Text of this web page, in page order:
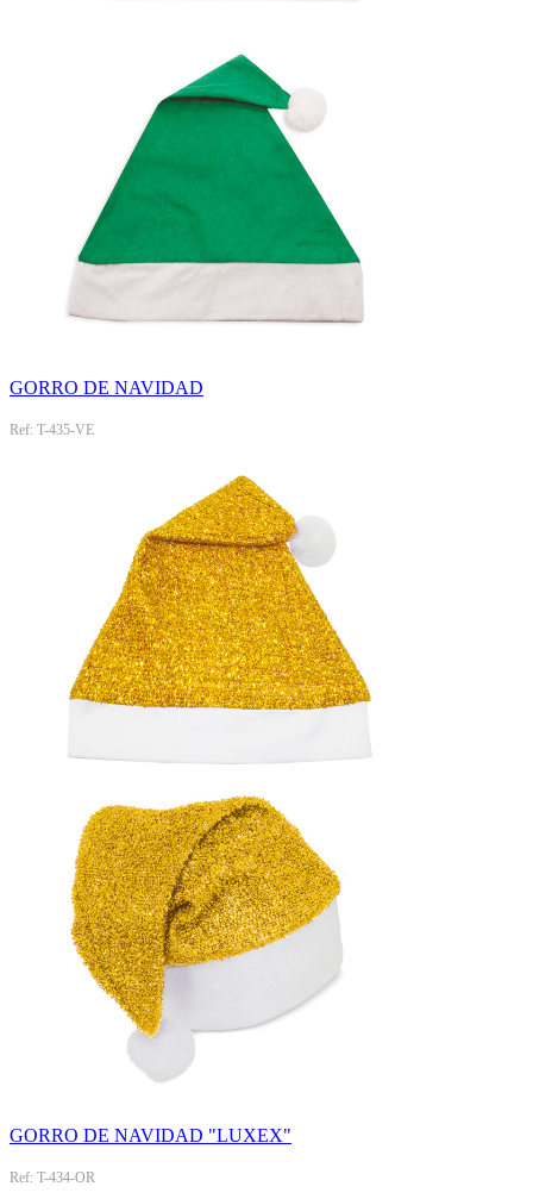
GORRO DE NAVIDAD
Ref: T-435-VE
GORRO DE NAVIDAD "LUXEX"
Ref: T-434-OR